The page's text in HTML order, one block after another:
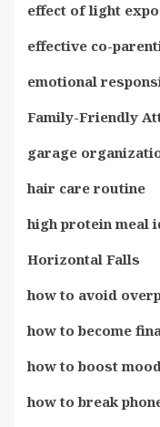
effect of light
effective co-
emotional
Family-Friendly
garage
hair care routine
high protein meal
Horizontal Falls
how to avoid
how to become
how to boost
how to break